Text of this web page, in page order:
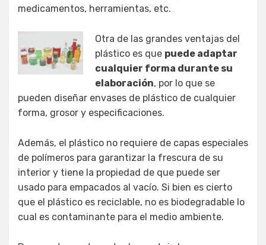
medicamentos, herramientas, etc.
Otra de las grandes ventajas del
plástico es que puede adaptar
cualquier forma durante su
elaboración, por lo que se
pueden diseñar envases de plástico de cualquier
forma, grosor y especificaciones.
Además, el plástico no requiere de capas especiales
de polímeros para garantizar la frescura de su
interior y tiene la propiedad de que puede ser
usado para empacados al vacío. Si bien es cierto
que el plástico es reciclable, no es biodegradable lo
cual es contaminante para el medio ambiente.